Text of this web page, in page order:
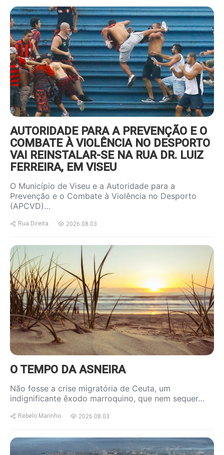
https://www.ruadireita.pt/wp-
content/uploads/2022/09/foot-
violencia-800x600.jpg
AUTORIDADE PARA A PREVENÇÃO E O
COMBATE À VIOLÊNCIA NO DESPORTO
VAI REINSTALAR-SE NA RUA DR. LUIZ
FERREIRA, EM VISEU
O Município de Viseu e a Autoridade para a
Prevenção e o Combate à Violência no Desporto
(APCVD)…
Rua Direita 2026.08.03
https://www.ruadireita.pt/wp-
content/uploads/2020/05/praia-
1-800x600.jpg
O TEMPO DA ASNEIRA
Não fosse a crise migratória de Ceuta, um
indignificante êxodo marroquino, que nem sequer…
Rebelo Marinho 2026.08.03
https://www.ruadireita.pt/wp-